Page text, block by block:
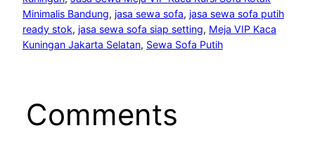
Minimalis Bandung, jasa sewa sofa, jasa sewa sofa putih
ready stok, jasa sewa sofa siap setting, Meja VIP Kaca
Kuningan Jakarta Selatan, Sewa Sofa Putih
Comments